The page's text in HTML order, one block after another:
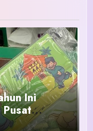
Ini